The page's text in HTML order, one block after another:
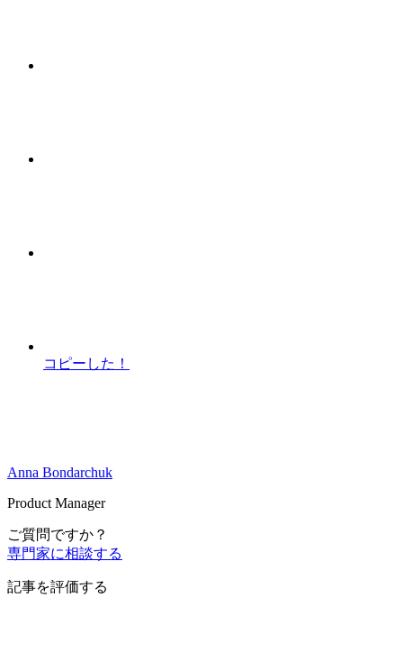
コピーした！
Anna Bondarchuk
Product Manager
ご質問ですか？
専門家に相談する
記事を評価する